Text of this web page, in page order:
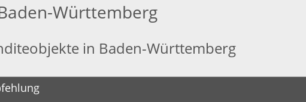
Württemberg
in Baden-Württemberg